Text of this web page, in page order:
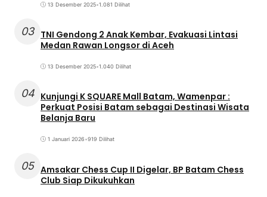
13 Desember 2025•1.081 Dilihat
03 TNI Gendong 2 Anak Kembar, Evakuasi Lintasi
Medan Rawan Longsor di Aceh
13 Desember 2025•1.040 Dilihat
04 Kunjungi K SQUARE Mall Batam, Wamenpar :
Perkuat Posisi Batam sebagai Destinasi Wisata
Belanja Baru
1 Januari 2026•919 Dilihat
05 Amsakar Chess Cup II Digelar, BP Batam Chess
Club Siap Dikukuhkan